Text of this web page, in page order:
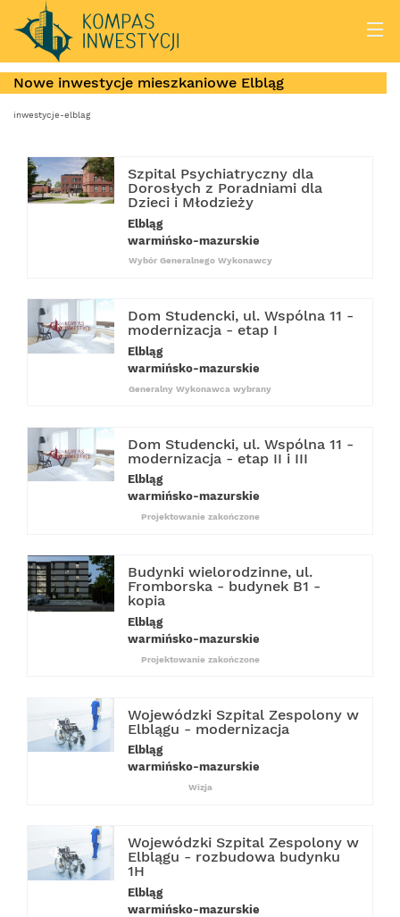
Nowe inwestycje mieszkaniowe Elbląg
inwestycje-elblag
Szpital Psychiatryczny dla
Dorosłych z Poradniami dla
Dzieci i Młodzieży
Elbląg
warmińsko-mazurskie
Wybór Generalnego Wykonawcy
Dom Studencki, ul. Wspólna 11 -
modernizacja - etap I
Elbląg
warmińsko-mazurskie
Generalny Wykonawca wybrany
Dom Studencki, ul. Wspólna 11 -
modernizacja - etap II i III
Elbląg
warmińsko-mazurskie
Projektowanie zakończone
Budynki wielorodzinne, ul.
Fromborska - budynek B1 -
kopia
Elbląg
warmińsko-mazurskie
Projektowanie zakończone
Wojewódzki Szpital Zespolony w
Elblągu - modernizacja
Elbląg
warmińsko-mazurskie
Wizja
Wojewódzki Szpital Zespolony w
Elblągu - rozbudowa budynku
1H
Elbląg
warmińsko-mazurskie